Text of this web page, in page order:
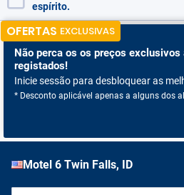
espírito.
OFERTAS EXCLUSIVAS
Não perca os os preços exclusivos
registados!
Inicie sessão para desbloquear as
* Desconto aplicável apenas a alguns dos
Motel 6 Twin Falls, ID